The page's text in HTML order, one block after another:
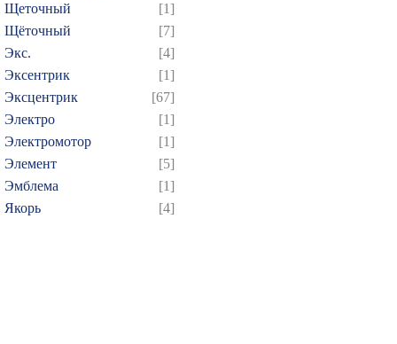
Щеточный
[1]
Щёточный
[7]
Экс.
[4]
Эксентрик
[1]
Эксцентрик
[67]
Электро
[1]
Электромотор
[1]
Элемент
[5]
Эмблема
[1]
Якорь
[4]